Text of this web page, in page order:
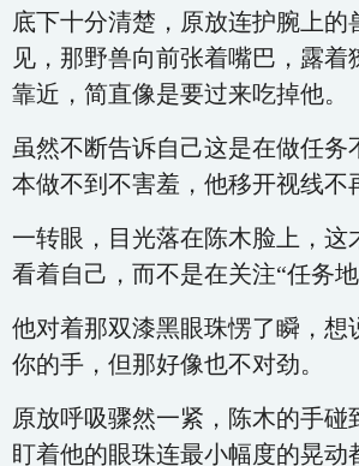
底下十分清楚，原放连护腕上的
见，那野兽向前张着嘴巴，露着
靠近，简直像是要过来吃掉他。
虽然不断告诉自己这是在做任务
本做不到不害羞，他移开视线不
一转眼，目光落在陈木脸上，这
看着自己，而不是在关注“任务地
他对着那双漆黑眼珠愣了瞬，想
你的手，但那好像也不对劲。
原放呼吸骤然一紧，陈木的手碰
盯着他的眼珠连最小幅度的晃动